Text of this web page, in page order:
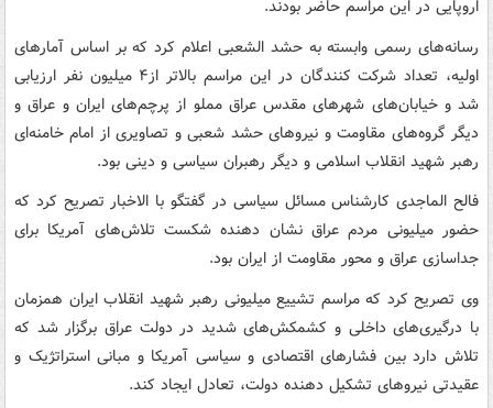
اروپایی در این مراسم حاضر بودند.
رسانه‌های رسمی وابسته به حشد الشعبی اعلام کرد که بر اساس آمارهای
اولیه، تعداد شرکت کنندگان در این مراسم بالاتر از۴ میلیون نفر ارزیابی
شد و خیابان‌های شهرهای مقدس عراق مملو از پرچم‌های ایران و عراق و
دیگر گروه‌های مقاومت و نیروهای حشد شعبی و تصاویری از امام خامنه‌ای
رهبر شهید انقلاب اسلامی و دیگر رهبران سیاسی و دینی بود.
فالح الماجدی کارشناس مسائل سیاسی در گفتگو با الاخبار تصریح کرد که
حضور میلیونی مردم عراق نشان دهنده شکست تلاش‌های آمریکا برای
جداسازی عراق و محور مقاومت از ایران بود.
وی تصریح کرد که مراسم تشییع میلیونی رهبر شهید انقلاب ایران همزمان
با درگیری‌های داخلی و کشمکش‌های شدید در دولت عراق برگزار شد که
تلاش دارد بین فشارهای اقتصادی و سیاسی آمریکا و مبانی استراتژیک و
عقیدتی نیروهای تشکیل دهنده دولت، تعادل ایجاد کند.